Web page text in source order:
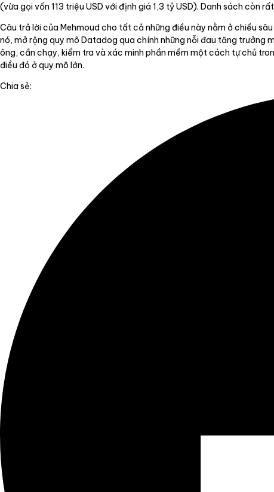
(vừa gọi vốn 113 triệu USD với định giá 1,3 tỷ USD). Danh sách còn
Câu trả lời của Mehmoud cho tất cả những điều này nằm ở chiều
nó, mở rộng quy mô Datadog qua chính những nỗi đau tăng trưởng
ông, cần chạy, kiểm tra và xác minh phần mềm một cách tự chủ
điều đó ở quy mô lớn.
Chia sẻ: